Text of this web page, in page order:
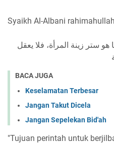
Syaikh Al-Albani
هو ستر زينة المرأة، فلا يعقل
BACA JUGA
Keselamatan Terbesar
Jangan Takut Dicela
Jangan Sepelekan Bid'ah
"Tujuan perintah untuk